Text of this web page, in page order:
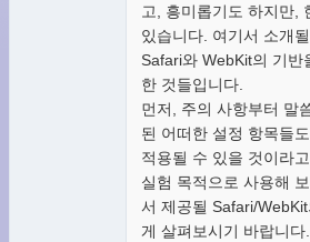
고, 흥미롭기도 하지만,
있습니다. 여기서 소개
Safari와 WebKit의 기반
한 것들입니다.
먼저, 주의 사항부터 말
된 어떠한 설정 항목들
적용될 수 있을 것이라
실험 목적으로 사용해
서 제공될 Safari/
게 살펴보시기 바랍니다.